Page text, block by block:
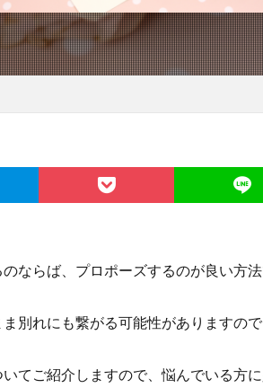
ならば、プロポーズするのが良い方
別れにも繋がる可能性がありますの
てご紹介しますので、悩んでいる方